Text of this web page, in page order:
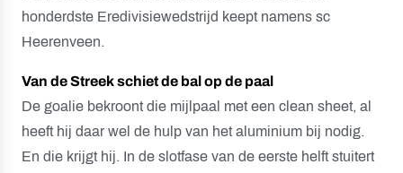
honderdste Eredivisiewedstrijd keept namens sc
Heerenveen.
Van de Streek schiet de bal op de paal
De goalie bekroont die mijlpaal met een clean sheet, al
heeft hij daar wel de hulp van het aluminium bij nodig.
En die krijgt hij. In de slotfase van de eerste helft stuitert